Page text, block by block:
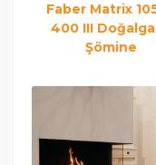
Faber Matrix
400 III
Şömine